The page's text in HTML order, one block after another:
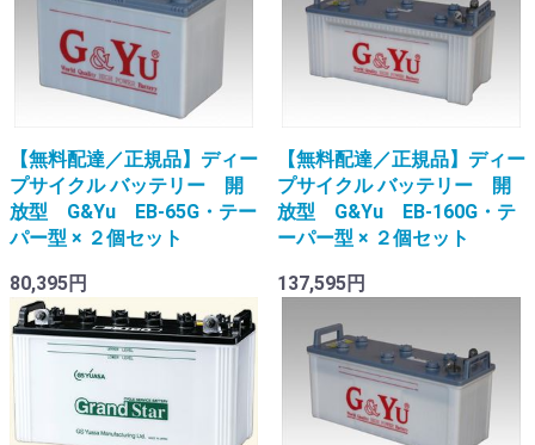
【無料配達／正規品】ディー
プサイクル バッテリー 開
放型 G&Yu EB-65G・テー
パー型 × ２個セット
80,395円
【無料配達／正規品】ディー
プサイクル バッテリー 開
放型 G&Yu EB-160G・テ
ーパー型 × ２個セット
137,595円